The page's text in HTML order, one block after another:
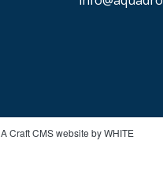
A Craft CMS website by WHITE